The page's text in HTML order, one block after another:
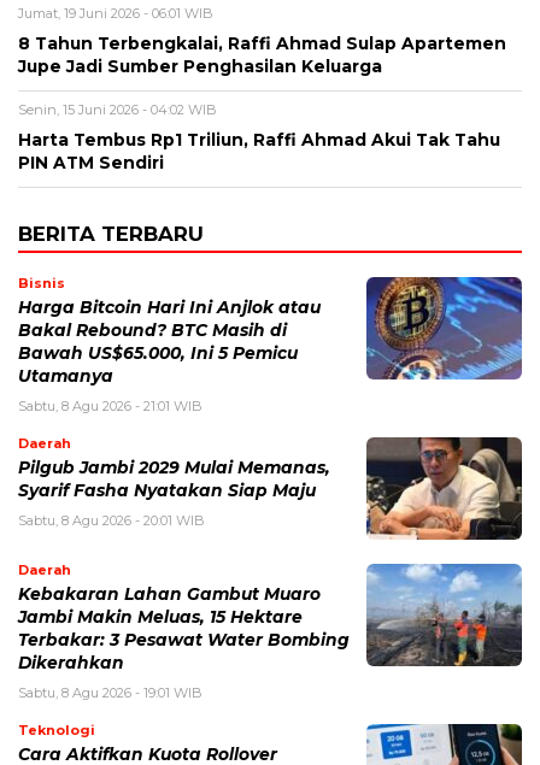
Jumat, 19 Juni 2026 - 06:01 WIB
8 Tahun Terbengkalai, Raffi Ahmad Sulap Apartemen
Jupe Jadi Sumber Penghasilan Keluarga
Senin, 15 Juni 2026 - 04:02 WIB
Harta Tembus Rp1 Triliun, Raffi Ahmad Akui Tak Tahu
PIN ATM Sendiri
BERITA TERBARU
Bisnis
Harga Bitcoin Hari Ini Anjlok atau
Bakal Rebound? BTC Masih di
Bawah US$65.000, Ini 5 Pemicu
Utamanya
Sabtu, 8 Agu 2026 - 21:01 WIB
Daerah
Pilgub Jambi 2029 Mulai Memanas,
Syarif Fasha Nyatakan Siap Maju
Sabtu, 8 Agu 2026 - 20:01 WIB
Daerah
Kebakaran Lahan Gambut Muaro
Jambi Makin Meluas, 15 Hektare
Terbakar: 3 Pesawat Water Bombing
Dikerahkan
Sabtu, 8 Agu 2026 - 19:01 WIB
Teknologi
Cara Aktifkan Kuota Rollover